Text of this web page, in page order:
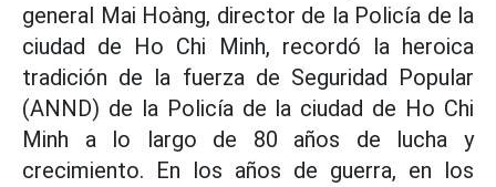
general Mai Hoàng, director de la Policía de la
ciudad de Ho Chi Minh, recordó la heroica
tradición de la fuerza de Seguridad Popular
(ANND) de la Policía de la ciudad de Ho Chi
Minh a lo largo de 80 años de lucha y
crecimiento. En los años de guerra, en los